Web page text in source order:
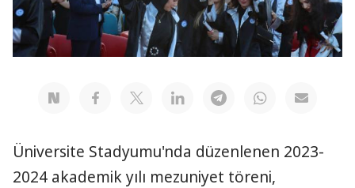
Üniversite Stadyumu'nda düzenlenen 2023-
2024 akademik yılı mezuniyet töreni,